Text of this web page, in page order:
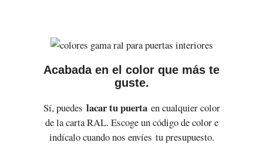
Acabada en el color que más te
guste.
Sí, puedes lacar tu puertaen cualquier color
de la carta RAL. Escoge un código de color e
indícalo cuando nos envíes tu presupuesto.